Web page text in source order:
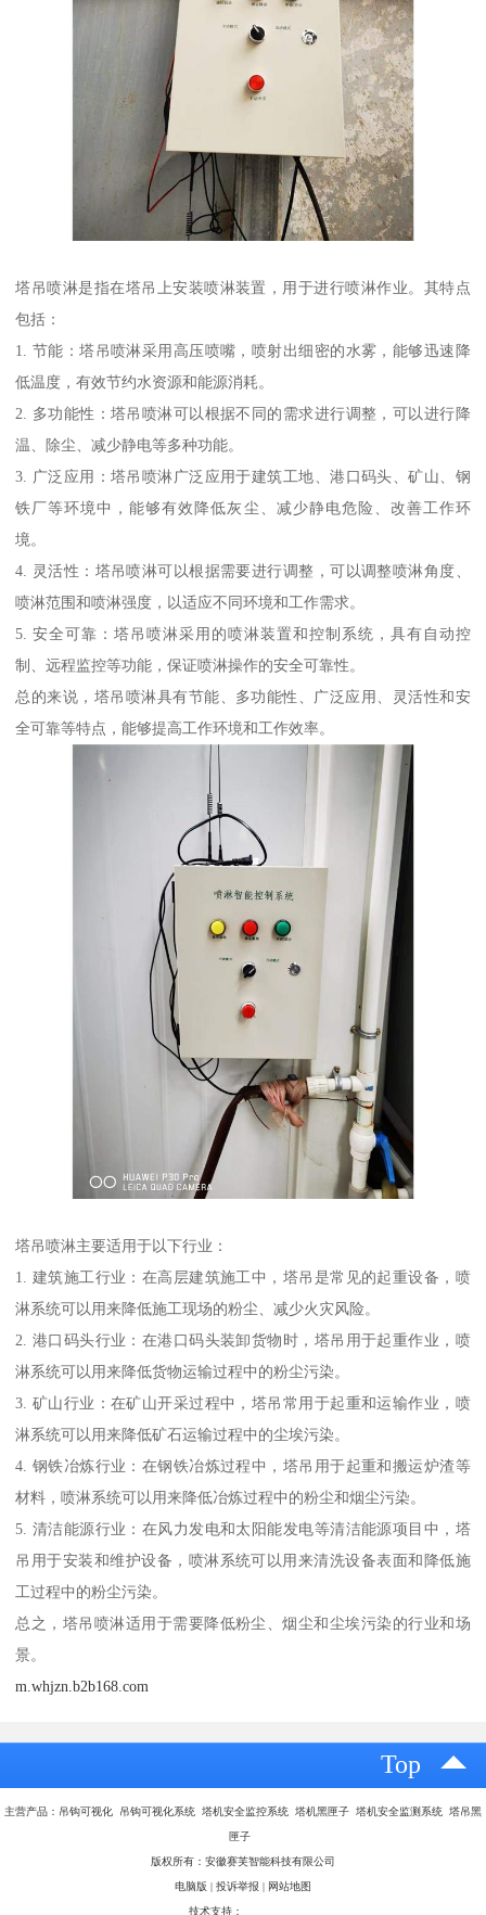
塔吊喷淋是指在塔吊上安装喷淋装置，用于进行喷淋作业。其特点
包括：
1. 节能：塔吊喷淋采用高压喷嘴，喷射出细密的水雾，能够迅速降
低温度，有效节约水资源和能源消耗。
2. 多功能性：塔吊喷淋可以根据不同的需求进行调整，可以进行降
温、除尘、减少静电等多种功能。
3. 广泛应用：塔吊喷淋广泛应用于建筑工地、港口码头、矿山、钢
铁厂等环境中，能够有效降低灰尘、减少静电危险、改善工作环
境。
4. 灵活性：塔吊喷淋可以根据需要进行调整，可以调整喷淋角度、
喷淋范围和喷淋强度，以适应不同环境和工作需求。
5. 安全可靠：塔吊喷淋采用的喷淋装置和控制系统，具有自动控
制、远程监控等功能，保证喷淋操作的安全可靠性。
总的来说，塔吊喷淋具有节能、多功能性、广泛应用、灵活性和安
全可靠等特点，能够提高工作环境和工作效率。
塔吊喷淋主要适用于以下行业：
1. 建筑施工行业：在高层建筑施工中，塔吊是常见的起重设备，喷
淋系统可以用来降低施工现场的粉尘、减少火灾风险。
2. 港口码头行业：在港口码头装卸货物时，塔吊用于起重作业，喷
淋系统可以用来降低货物运输过程中的粉尘污染。
3. 矿山行业：在矿山开采过程中，塔吊常用于起重和运输作业，喷
淋系统可以用来降低矿石运输过程中的尘埃污染。
4. 钢铁冶炼行业：在钢铁冶炼过程中，塔吊用于起重和搬运炉渣等
材料，喷淋系统可以用来降低冶炼过程中的粉尘和烟尘污染。
5. 清洁能源行业：在风力发电和太阳能发电等清洁能源项目中，塔
吊用于安装和维护设备，喷淋系统可以用来清洗设备表面和降低施
工过程中的粉尘污染。
总之，塔吊喷淋适用于需要降低粉尘、烟尘和尘埃污染的行业和场
景。
m.whjzn.b2b168.com
Top
主营产品：吊钩可视化 吊钩可视化系统 塔机安全监控系统 塔机黑匣子 塔机安全监测系统 塔吊黑
匣子
版权所有：安徽赛芙智能科技有限公司
电脑版 | 投诉举报 | 网站地图
技术支持：